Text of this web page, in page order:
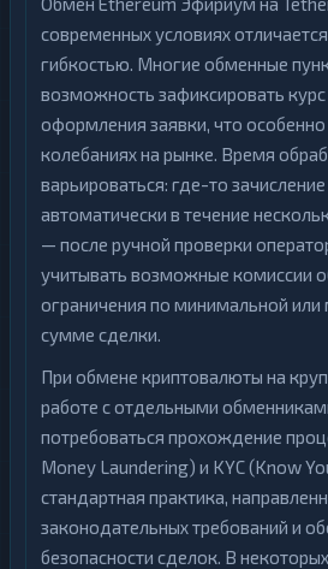
современных условиях
гибкостью. Многие обменные
возможность зафиксировать
оформления заявки, что
колебаниях на рынке. Время
варьироваться: где-то
автоматически в течение
— после ручной проверки
учитывать возможные комиссии
ограничения по минимальной
сумме сделки.
При обмене криптовалюты на
работе с отдельными
потребоваться прохождение
Money Laundering) и KYC (Know
стандартная практика,
законодательных требований и
безопасности сделок. В